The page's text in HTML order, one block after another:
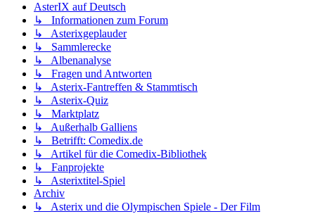
AsterIX auf Deutsch
↳ Informationen zum Forum
↳ Asterixgeplauder
↳ Sammlerecke
↳ Albenanalyse
↳ Fragen und Antworten
↳ Asterix-Fantreffen & Stammtisch
↳ Asterix-Quiz
↳ Marktplatz
↳ Außerhalb Galliens
↳ Betrifft: Comedix.de
↳ Artikel für die Comedix-Bibliothek
↳ Fanprojekte
↳ Asterixtitel-Spiel
Archiv
↳ Asterix und die Olympischen Spiele - Der Film